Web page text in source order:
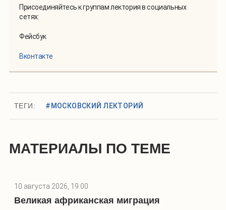
Присоединяйтесь к группам лектория в социальных
сетях:
Фейсбук
Вконтакте
ТЕГИ: #МОСКОВСКИЙ ЛЕКТОРИЙ
МАТЕРИАЛЫ ПО ТЕМЕ
10 августа 2026, 19:00
Великая африканская миграция